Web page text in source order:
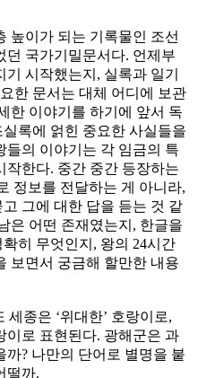
높이가 되는 기록물인 조선
던 국가기밀문서다. 언제부
시작했는지, 실록과 일기
한 문서는 대체 어디에 보관
한 이야기를 하기에 앞서 독
록에 얽힌 중요한 사실들을
들의 이야기는 각 임금의 특
작한다. 중간 중간 등장하는
정보를 전달하는 게 아니라,
그에 대한 답을 듣는 것 같
은 어떤 존재였는지, 한글을
히 무엇인지, 왕의 24시간
보면서 궁금해 할만한 내용
세종은 ‘위대한’ 호랑이로,
이로 표현된다. 광해군은 과
? 나만의 단어로 별명을 붙
떨까.